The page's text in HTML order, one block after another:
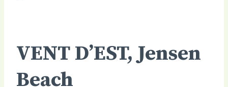
VENT D’EST, Jensen
Beach